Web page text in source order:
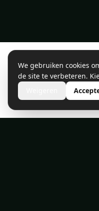
We gebruiken cookies
de site te verbeteren.